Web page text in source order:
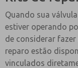
Quando sua
estiver operando
de considerar
reparo estão
vinculados